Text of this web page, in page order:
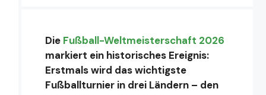
Die Fußball-Weltmeisterschaft 2026
markiert ein historisches Ereignis:
Erstmals wird das wichtigste
Fußballturnier in drei Ländern – den